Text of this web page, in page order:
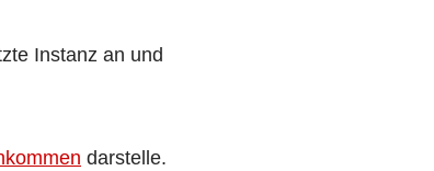
Instanz an und
darstelle.